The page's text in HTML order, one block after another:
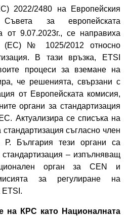
2022/2480 на Европейския
за европейската
от 9.07.2023г., се направиха
(EС) № 1025/2012 относно
В тази връзка, ETSI
процеси за вземане на
че решенията, свързани с
от Европейската комисия,
органи за стандартизация
Актуализира се списъка на
съгласно член
България тези органи са
стандартизация – изпълняващ
орган за CEN и
за регулиране на
на КРС като Националната